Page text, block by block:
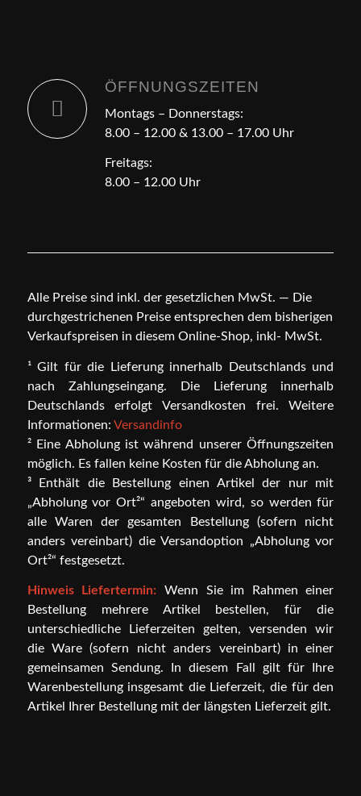
ÖFFNUNGSZEITEN
Montags – Donnerstags:
8.00 – 12.00 & 13.00 – 17.00 Uhr
Freitags:
8.00 – 12.00 Uhr
Alle Preise sind inkl. der gesetzlichen MwSt. — Die
durchgestrichenen Preise entsprechen dem bisherigen
Verkaufspreisen in diesem Online-Shop, inkl- MwSt.
¹ Gilt für die Lieferung innerhalb Deutschlands und
nach Zahlungseingang. Die Lieferung innerhalb
Deutschlands erfolgt Versandkosten frei. Weitere
Informationen: Versandinfo
² Eine Abholung ist während unserer Öffnungszeiten
möglich. Es fallen keine Kosten für die Abholung an.
³ Enthält die Bestellung einen Artikel der nur mit
„Abholung vor Ort²“ angeboten wird, so werden für
alle Waren der gesamten Bestellung (sofern nicht
anders vereinbart) die Versandoption „Abholung vor
Ort²“ festgesetzt.
Hinweis Liefertermin: Wenn Sie im Rahmen einer
Bestellung mehrere Artikel bestellen, für die
unterschiedliche Lieferzeiten gelten, versenden wir
die Ware (sofern nicht anders vereinbart) in einer
gemeinsamen Sendung. In diesem Fall gilt für Ihre
Warenbestellung insgesamt die Lieferzeit, die für den
Artikel Ihrer Bestellung mit der längsten Lieferzeit gilt.